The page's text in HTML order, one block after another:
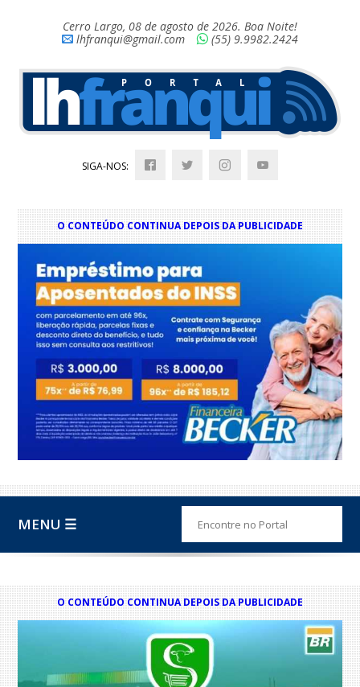
Cerro Largo, 08 de agosto de 2026. Boa Noite!
lhfranqui@gmail.com
(55) 9.9982.2424
SIGA-NOS:
O CONTEÚDO CONTINUA DEPOIS DA PUBLICIDADE
MENU ☰
O CONTEÚDO CONTINUA DEPOIS DA PUBLICIDADE